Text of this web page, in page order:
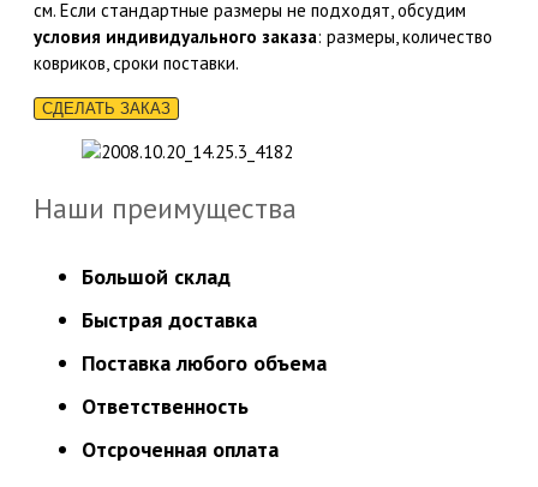
см. Если стандартные размеры не подходят, обсудим
условия индивидуального заказа: размеры, количество
ковриков, сроки поставки.
СДЕЛАТЬ ЗАКАЗ
Наши преимущества
Большой склад
Быстрая доставка
Поставка любого объема
Ответственность
Отсроченная оплата